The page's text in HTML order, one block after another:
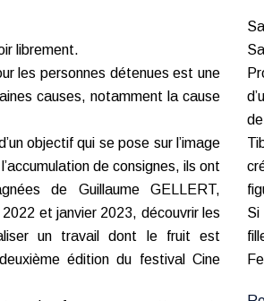
librement.
les personnes détenues est une
causes, notamment la cause
objectif qui se pose sur l’image
de consignes, ils ont
de Guillaume GELLERT,
et janvier 2023, découvrir les
un travail dont le fruit est
édition du festival Cine
Si